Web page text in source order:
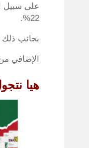
22%.
بجانب ذلك
الإضافي
هيا